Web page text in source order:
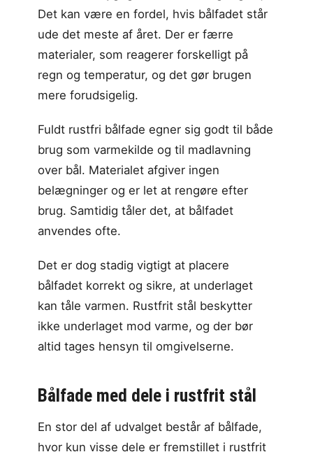
Det kan være en fordel, hvis bålfadet står
ude det meste af året. Der er færre
materialer, som reagerer forskelligt på
regn og temperatur, og det gør brugen
mere forudsigelig.
Fuldt rustfri bålfade egner sig godt til både
brug som varmekilde og til madlavning
over bål. Materialet afgiver ingen
belægninger og er let at rengøre efter
brug. Samtidig tåler det, at bålfadet
anvendes ofte.
Det er dog stadig vigtigt at placere
bålfadet korrekt og sikre, at underlaget
kan tåle varmen. Rustfrit stål beskytter
ikke underlaget mod varme, og der bør
altid tages hensyn til omgivelserne.
Bålfade med dele i rustfrit stål
En stor del af udvalget består af bålfade,
hvor kun visse dele er fremstillet i rustfrit